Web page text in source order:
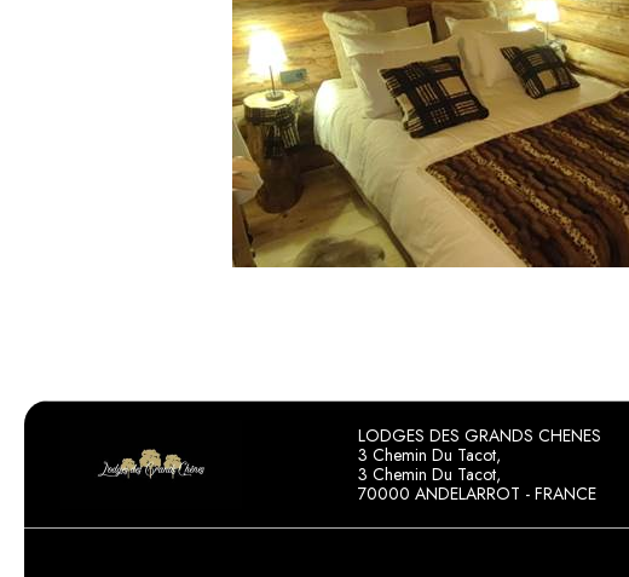
LODGES DES GRANDS CHENES
3 Chemin Du Tacot,
3 Chemin Du Tacot,
70000 ANDELARROT - FRANCE